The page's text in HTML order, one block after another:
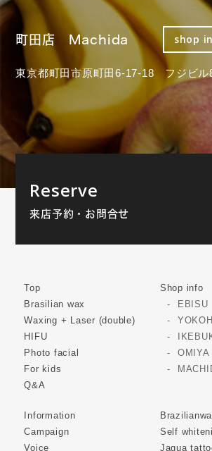
町田店 Machida shop
東京都町田市原町田6-17-18 フジビ
Reserve
来店予約・お問合せ
Top
Brasilian wax
Waxing + Laser (double)
HIFU
Photo facial
For kids
Q&A
Shop info
EBISU
OMIYA
Information
Campaign
Voice
Self
Jagua